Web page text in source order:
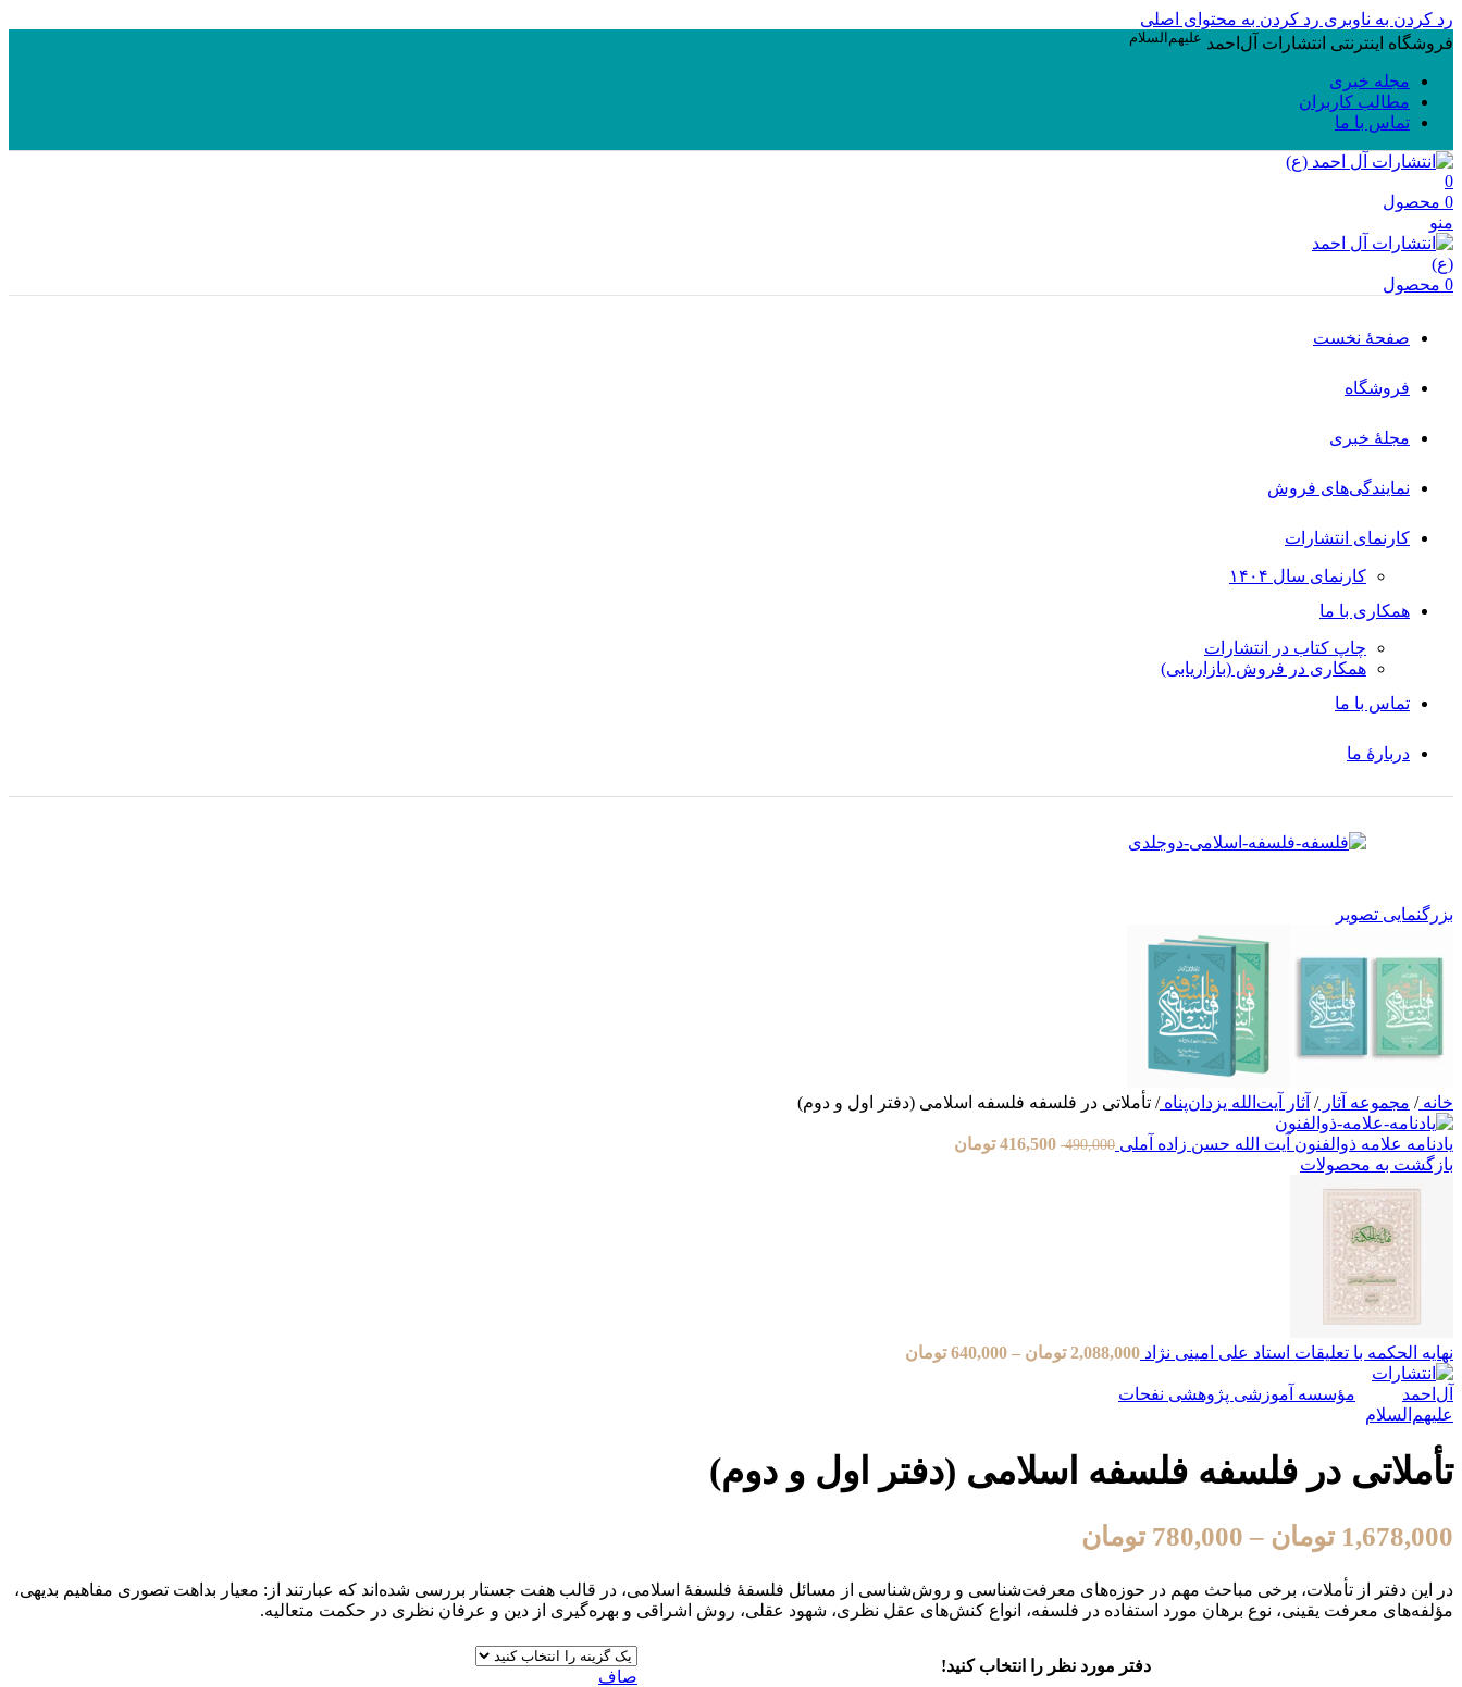
رد کردن به ناوبری رد کردن به محتوای اصلی
فروشگاه اینترنتی انتشارات آل‌احمد علیهم‌السلام
مجله خبری
مطالب کاربران
تماس با ما
0
0 محصول
منو
0 محصول
صفحۀ نخست
فروشگاه
مجلۀ خبری
نمایندگی‌های فروش
کارنمای انتشارات
کارنمای سال ۱۴۰۴
همکاری با ما
چاپ کتاب در انتشارات
همکاری در فروش (بازاریابی)
تماس با ما
دربارۀ‌ ما
بزرگنمایی تصویر
خانه/ مجموعه آثار/ آثار آیت‌الله یزدان‌پناه/ تأملاتی در فلسفه فلسفه اسلامی (دفتر اول و دوم)
یادنامه علامه ذوالفنون آیت الله حسن زاده آملی 490,000
416,500 تومان
بازگشت به محصولات
نهایه الحکمه با تعلیقات استاد علی امینی نژاد 2,088,000 تومان –
640,000 تومان
مؤسسه آموزشی پژوهشی نفحات
تأملاتی در فلسفه فلسفه اسلامی (دفتر اول و دوم)
1,678,000 تومان –
780,000 تومان
در این دفتر از تأملات، برخی مباحث مهم در حوزه‌های معرفت‌شناسی و روش‌شناسی از مسائل فلسفۀ فلسفۀ اسلامی، در قالب هفت جستار بررسی شده‌اند که عبارتند از: معیار بداهت تصوری مفاهیم بدیهی،
مؤلفه‌های معرفت یقینی، نوع برهان مورد استفاده در فلسفه، انواع کنش‌های عقل نظری، شهود عقلی، روش اشراقی و بهره‌گیری از دین و عرفان نظری در حکمت متعالیه.
دفتر مورد نظر را انتخاب کنید!
صاف